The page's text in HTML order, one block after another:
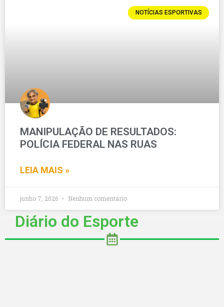
NOTÍCIAS ESPORTIVAS
MANIPULAÇÃO DE RESULTADOS:
POLÍCIA FEDERAL NAS RUAS
LEIA MAIS »
junho 7, 2026 Nenhum comentário
Diário do Esporte